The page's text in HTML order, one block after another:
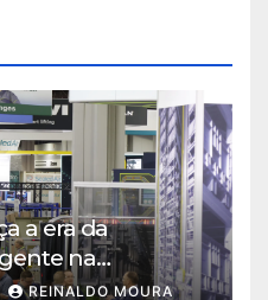
a era da
na
REINALDO MOURA